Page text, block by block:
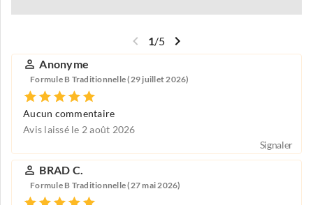
1/5
Anonyme
Formule B Traditionnelle (29 juillet 2026)
Aucun commentaire
Avis laissé le 2 août 2026
Signaler
BRAD C.
Formule B Traditionnelle (27 mai 2026)